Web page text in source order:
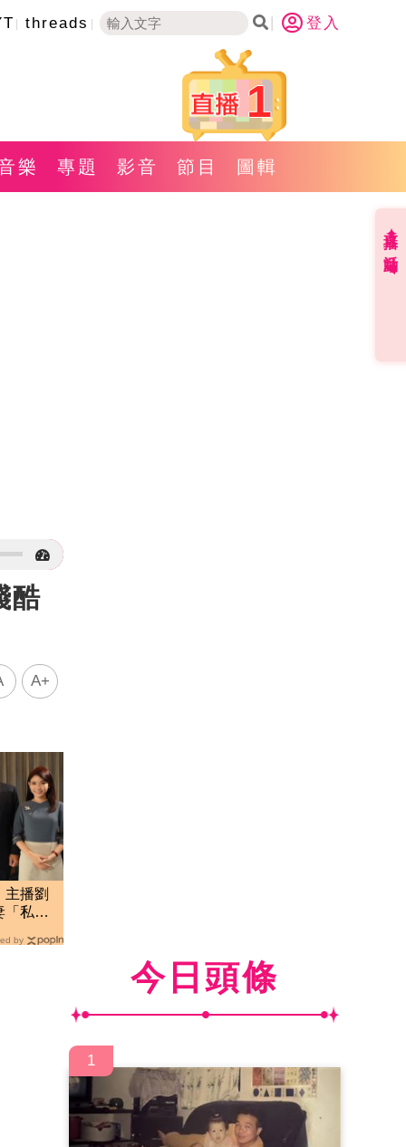
threads 登入
1
樂 專題 影音 節目 圖輯
酷
A+
主播劉
私下
by
今日頭條
1
直播✦活動